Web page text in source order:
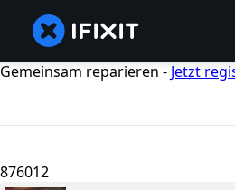
Gemeinsam reparieren - Jetzt
876012